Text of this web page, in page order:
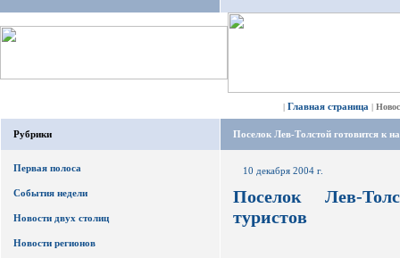
| Главная страница |
Рубрики
Первая полоса
События недели
Новости двух столиц
Новости регионов
Поселок Лев-Толстой готовится к
10 декабря 2004 г.
Поселок Лев-
туристов